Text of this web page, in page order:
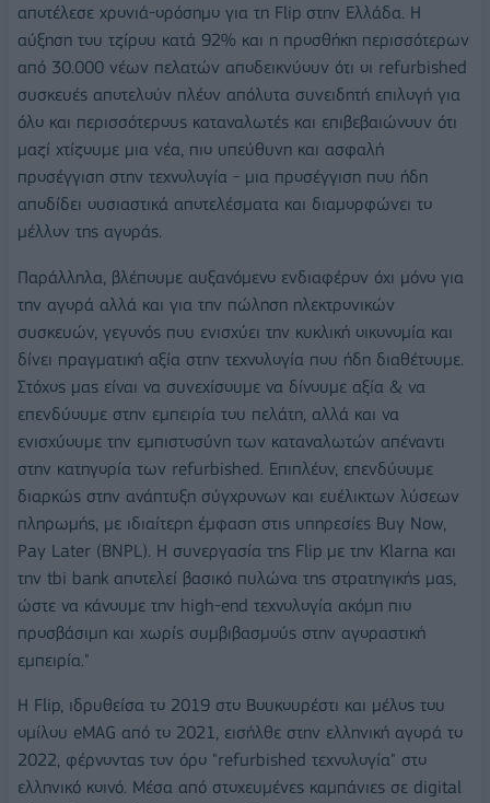
αποτέλεσε χρονιά-ορόσημο για τη Flip στην Ελλάδα. Η
αύξηση του τζίρου κατά 92% και η προσθήκη περισσότερων
από 30.000 νέων πελατών αποδεικνύουν ότι οι refurbished
συσκευές αποτελούν πλέον απόλυτα συνειδητή επιλογή για
όλο και περισσότερους καταναλωτές και επιβεβαιώνουν ότι
μαζί χτίζουμε μια νέα, πιο υπεύθυνη και ασφαλή
προσέγγιση στην τεχνολογία - μια προσέγγιση που ήδη
αποδίδει ουσιαστικά αποτελέσματα και διαμορφώνει το
μέλλον της αγοράς.
Παράλληλα, βλέπουμε αυξανόμενο ενδιαφέρον όχι μόνο για
την αγορά αλλά και για την πώληση ηλεκτρονικών
συσκευών, γεγονός που ενισχύει την κυκλική οικονομία και
δίνει πραγματική αξία στην τεχνολογία που ήδη διαθέτουμε.
Στόχος μας είναι να συνεχίσουμε να δίνουμε αξία & να
επενδύουμε στην εμπειρία του πελάτη, αλλά και να
ενισχύουμε την εμπιστοσύνη των καταναλωτών απέναντι
στην κατηγορία των refurbished. Επιπλέον, επενδύουμε
διαρκώς στην ανάπτυξη σύγχρονων και ευέλικτων λύσεων
πληρωμής, με ιδιαίτερη έμφαση στις υπηρεσίες Buy Now,
Pay Later (BNPL). Η συνεργασία της Flip με την Klarna και
την tbi bank αποτελεί βασικό πυλώνα της στρατηγικής μας,
ώστε να κάνουμε την high-end τεχνολογία ακόμη πιο
προσβάσιμη και χωρίς συμβιβασμούς στην αγοραστική
εμπειρία."
Η Flip, ιδρυθείσα το 2019 στο Βουκουρέστι και μέλος του
ομίλου eMAG από το 2021, εισήλθε στην ελληνική αγορά το
2022, φέρνοντας τον όρο "refurbished τεχνολογία" στο
ελληνικό κοινό. Μέσα από στοχευμένες καμπάνιες σε digital